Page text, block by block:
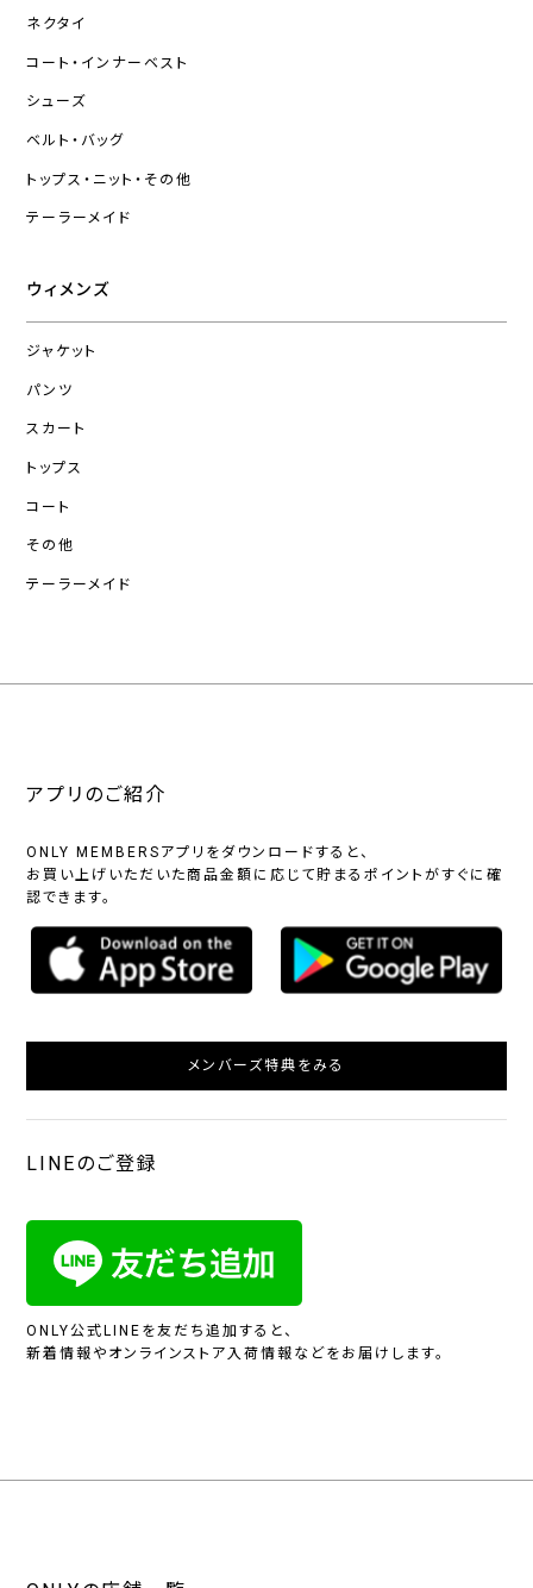
ネクタイ
コート・インナーベスト
シューズ
ベルト・バッグ
トップス・ニット・その他
テーラーメイド
ウィメンズ
ジャケット
パンツ
スカート
トップス
コート
その他
テーラーメイド
アプリのご紹介
ONLY MEMBERSアプリをダウンロードすると、
お買い上げいただいた商品金額に応じて貯まるポイントがすぐに確
認できます。
メンバーズ特典をみる
LINEのご登録
ONLY公式LINEを友だち追加すると、
新着情報やオンラインストア入荷情報などをお届けします。